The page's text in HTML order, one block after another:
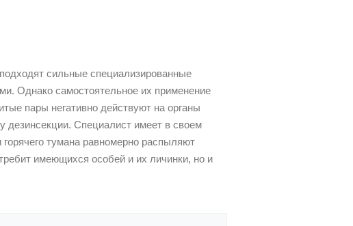
сильные специализированные
Однако самостоятельное их применение
пары негативно действуют на органы
дезинсекции. Специалист имеет в своем
тумана равномерно распыляют
имеющихся особей и их личинки, но и